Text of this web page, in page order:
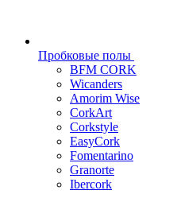
Пробковые полы
BFM CORK
Wicanders
Amorim Wise
CorkArt
Corkstyle
EasyCork
Fomentarino
Granorte
Ibercork